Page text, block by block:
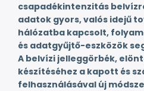
csapadékintenzitás
adatok gyors, valós idejű
hálózatba kapcsolt,
és adatgyűjtő-eszközök
A belvízi jelleggörbék,
készítéséhez a kapott és
felhasználásával új